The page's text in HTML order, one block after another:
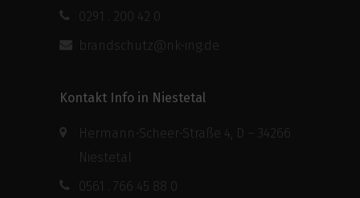
0291 . 200 42 0
brandschutz@nk-ing.de
Kontakt Info in Niestetal
Hermann-Scheer-Straße 4, D – 34266
Niestetal
0561 . 766 45 88 0